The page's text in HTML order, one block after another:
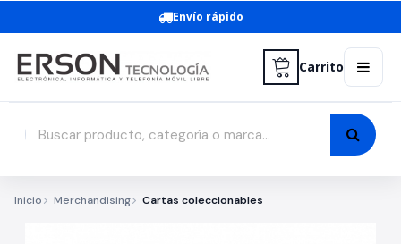
Envío rápido
Carrito
Inicio Merchandising Cartas coleccionables